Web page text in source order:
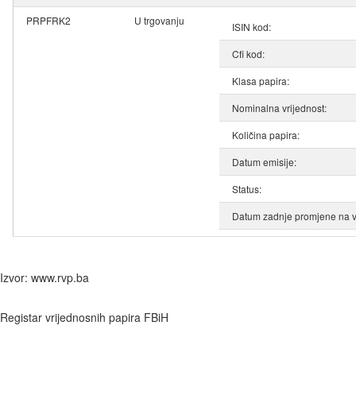
PRPFRK2 U trgovanju
ISIN kod:
Cfi kod:
Klasa papira:
Nominalna vrijednost:
Količina papira:
Datum emisije:
Status:
Datum zadnje promjene na
Izvor: www.rvp.ba
Registar vrijednosnih papira FBiH